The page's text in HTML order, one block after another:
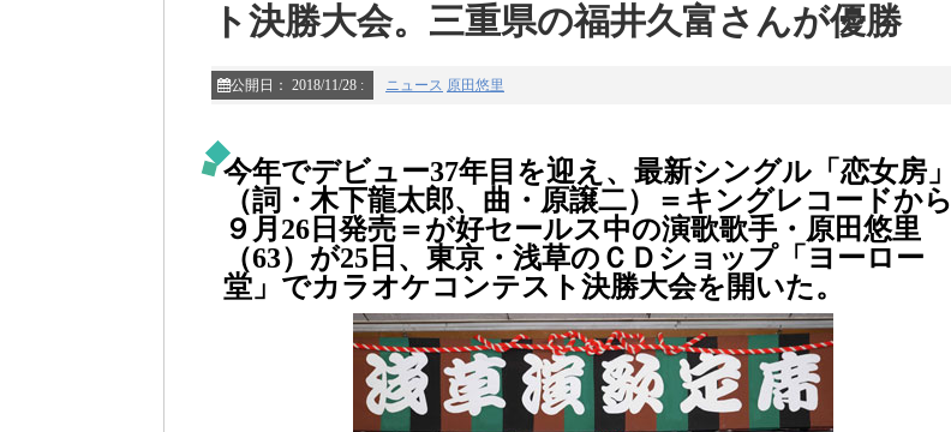
ト決勝大会。三重県の福井久富さんが優勝
公開日： 2018/11/28 : ニュース 原田悠里
今年でデビュー37年目を迎え、最新シングル「恋女房」
（詞・木下龍太郎、曲・原譲二）＝キングレコードから
９月26日発売＝が好セールス中の演歌歌手・原田悠里
（63）が25日、東京・浅草のＣＤショップ「ヨーロー
堂」でカラオケコンテスト決勝大会を開いた。